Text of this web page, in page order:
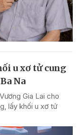
u xơ tử cung
Na
Gia Lai cho
lấy khối u xơ tử